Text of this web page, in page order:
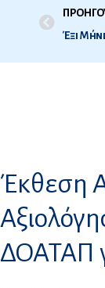
Έκθεση
ΔΟΑΤΑΠ